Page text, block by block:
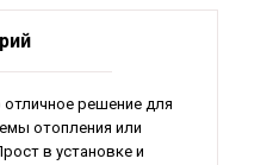
решение для
отопления или
в установке и